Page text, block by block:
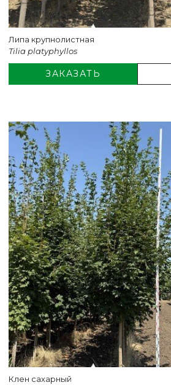
Липа крупнолистная
Tilia platyphyllos
ЗАКАЗАТЬ
Клен сахарный